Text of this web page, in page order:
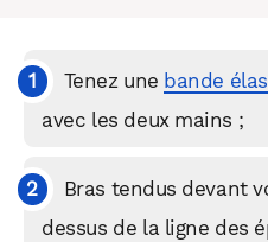
Tenez une bande
avec les deux mains ;
Bras tendus devant
dessus de la ligne des